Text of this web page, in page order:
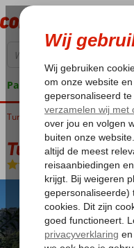
Pakketgarantie
Home
Turkije Egeische kust Dalyan
Turay Hotel
Logies en ontbijt -